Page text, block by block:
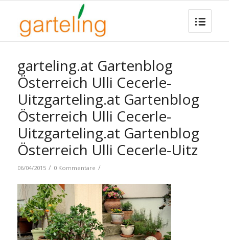
garteling.at Gartenblog
Österreich Ulli Cecerle-
Uitzgarteling.at Gartenblog
Österreich Ulli Cecerle-
Uitzgarteling.at Gartenblog
Österreich Ulli Cecerle-Uitz
06/04/2015 / 0 Kommentare /